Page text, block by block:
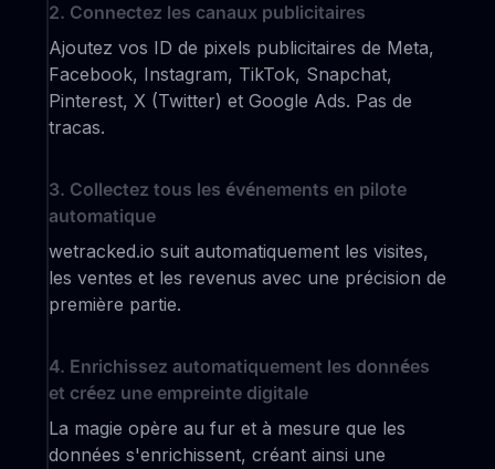
2. Connectez les canaux publicitaires
Ajoutez vos ID de pixels publicitaires de Meta,
Facebook, Instagram, TikTok, Snapchat,
Pinterest, X (Twitter) et Google Ads. Pas de
tracas.
3. Collectez tous les événements en pilote
automatique
wetracked.io suit automatiquement les visites,
les ventes et les revenus avec une précision de
première partie.
4. Enrichissez automatiquement les données
et créez une empreinte digitale
La magie opère au fur et à mesure que les
données s'enrichissent, créant ainsi une